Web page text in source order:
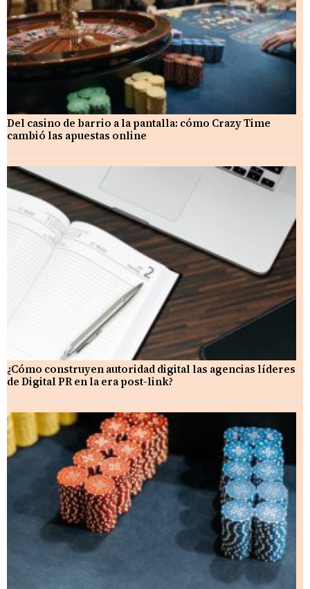
Del casino de barrio a la pantalla: cómo Crazy Time
cambió las apuestas online
¿Cómo construyen autoridad digital las agencias líderes
de Digital PR en la era post-link?